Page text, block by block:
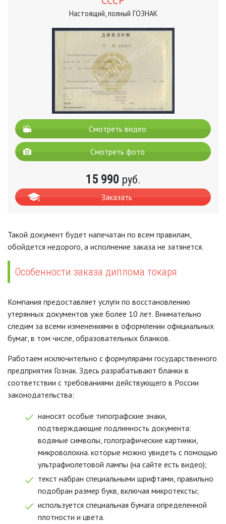
Настоящий, полный ГОЗНАК
Смотреть видео
Смотреть фото
15 990 руб.
Заказать
Такой документ будет напечатан по всем правилам,
обойдется недорого, а исполнение заказа не затянется.
Особенности заказа диплома токаря
Компания предоставляет услуги по восстановлению
утерянных документов уже более 10 лет. Внимательно
следим за всеми изменениями в оформлении официальных
бумаг, в том числе, образовательных бланков.
Работаем исключительно с формулярами государственного
предприятия Гознак. Здесь разрабатывают бланки в
соответствии с требованиями действующего в России
законодательства:
наносят особые типографские знаки,
подтверждающие подлинность документа:
водяные символы, голографические картинки,
микроволокна. которые можно увидеть с помощью
ультрафиолетовой лампы (на сайте есть видео);
текст набран специальными шрифтами, правильно
подобран размер букв, включая микротексты;
используется специальная бумага определенной
плотности и цвета.